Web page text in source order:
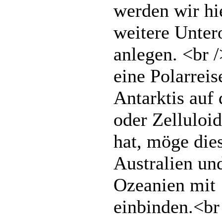
werden wir
weitere
anlegen. <br
eine
Antarktis auf
oder
hat, möge
Australien
Ozeanien mit